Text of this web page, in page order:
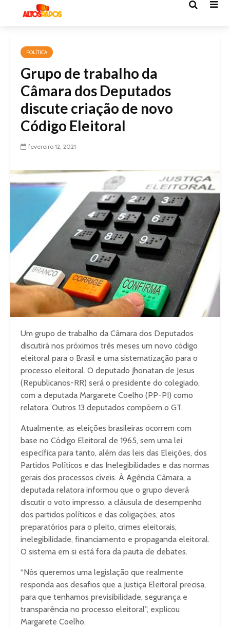
POLÍTICA
Grupo de trabalho da
Câmara dos Deputados
discute criação de novo
Código Eleitoral
fevereiro 12, 2021
Um grupo de trabalho da Câmara dos Deputados
discutirá nos próximos três meses um novo código
eleitoral para o Brasil e uma sistematização para o
processo eleitoral. O deputado Jhonatan de Jesus
(Republicanos-RR) será o presidente do colegiado,
com a deputada Margarete Coelho (PP-PI) como
relatora. Outros 13 deputados compõem o GT.
Atualmente, as eleições brasileiras ocorrem com
base no Código Eleitoral de 1965, sem uma lei
específica para tanto, além das leis das Eleições, dos
Partidos Políticos e das Inelegibilidades e das normas
gerais dos processos cíveis. À Agência Câmara, a
deputada relatora informou que o grupo deverá
discutir o voto impresso, a cláusula de desempenho
dos partidos políticos e das coligações, atos
preparatórios para o pleito, crimes eleitorais,
inelegibilidade, financiamento e propaganda eleitoral.
O sistema em si está fora da pauta de debates.
“Nós queremos uma legislação que realmente
responda aos desafios que a Justiça Eleitoral precisa,
para que tenhamos previsibilidade, segurança e
transparência no processo eleitoral”, explicou
Margarete Coelho.